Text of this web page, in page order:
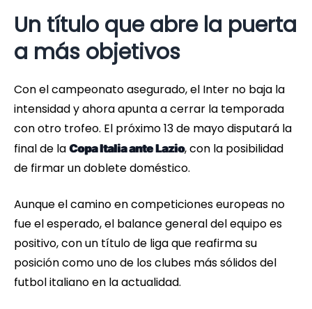
Un título que abre la puerta
a más objetivos
Con el campeonato asegurado, el Inter no baja la
intensidad y ahora apunta a cerrar la temporada
con otro trofeo. El próximo 13 de mayo disputará la
final de la Copa Italia ante Lazio, con la posibilidad
de firmar un doblete doméstico.
Aunque el camino en competiciones europeas no
fue el esperado, el balance general del equipo es
positivo, con un título de liga que reafirma su
posición como uno de los clubes más sólidos del
futbol italiano en la actualidad.